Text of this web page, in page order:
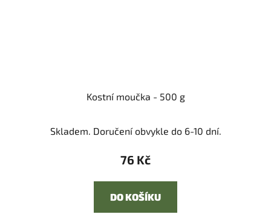
Kostní moučka - 500 g
Skladem. Doručení obvykle do 6-10 dní.
76 Kč
DO KOŠÍKU